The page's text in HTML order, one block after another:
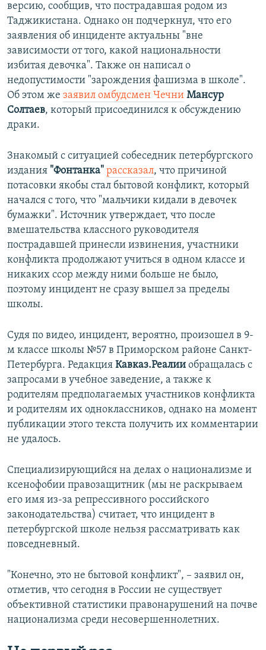
версию, сообщив, что пострадавшая родом из
Таджикистана. Однако он подчеркнул, что его
заявления об инциденте актуальны "вне
зависимости от того, какой национальности
избитая девочка". Также он написал о
недопустимости "зарождения фашизма в школе".
Об этом же заявил омбудсмен Чечни Мансур
Солтаев, который присоединился к обсуждению
драки.
Знакомый с ситуацией собеседник петербургского
издания "Фонтанка" рассказал, что причиной
потасовки якобы стал бытовой конфликт, который
начался с того, что "мальчики кидали в девочек
бумажки". Источник утверждает, что после
вмешательства классного руководителя
пострадавшей принесли извинения, участники
конфликта продолжают учиться в одном классе и
никаких ссор между ними больше не было,
поэтому инцидент не сразу вышел за пределы
школы.
Судя по видео, инцидент, вероятно, произошел в 9-
м классе школы №57 в Приморском районе Санкт-
Петербурга. Редакция Кавказ.Реалии обращалась с
запросами в учебное заведение, а также к
родителям предполагаемых участников конфликта
и родителям их одноклассников, однако на момент
публикации этого текста получить их комментарии
не удалось.
Специализирующийся на делах о национализме и
ксенофобии правозащитник (мы не раскрываем
его имя из-за репрессивного российского
законодательства) считает, что инцидент в
петербургской школе нельзя рассматривать как
повседневный.
"Конечно, это не бытовой конфликт", – заявил он,
отметив, что сегодня в России не существует
объективной статистики правонарушений на почве
национализма среди несовершеннолетних.